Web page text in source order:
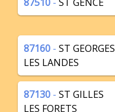
87160 - ST GEORGES
LES LANDES
87130 - ST GILLES
LES FORETS